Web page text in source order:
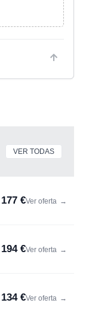
VER TODAS
177 €Ver oferta →
194 €Ver oferta →
134 €Ver oferta →